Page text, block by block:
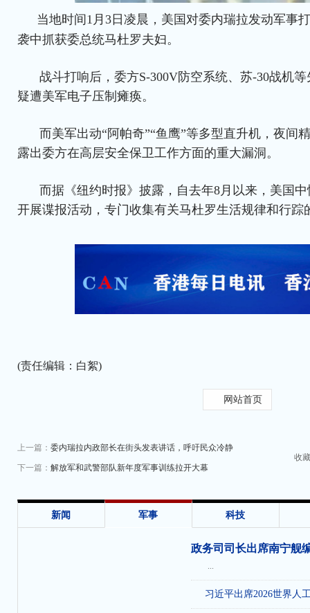
当地时间1月3日凌晨，美国对委内瑞拉发动军事
袭中抓获委总统马杜罗夫妇。
战斗打响后，委方S-300V防空系统、苏-30战机
疑遭美军电子压制瘫痪。
而美军出动“阿帕奇”“鱼鹰”等多型直升机，夜间
露出委方在高层安全保卫工作方面的重大漏洞。
而据《纽约时报》披露，自去年8月以来，美国
开展谍报活动，专门收集有关马杜罗生活规律和行踪
(责任编辑：白絮)
网站首页
上一篇： 委内瑞拉内政部长在街头发表讲话，呼吁民众冷静
下一篇： 解放军和武警部队新年度军事训练拉开大幕
收
新闻 军事 科技
政务司司长出席南宁舰
...
习近平出席2026世界人